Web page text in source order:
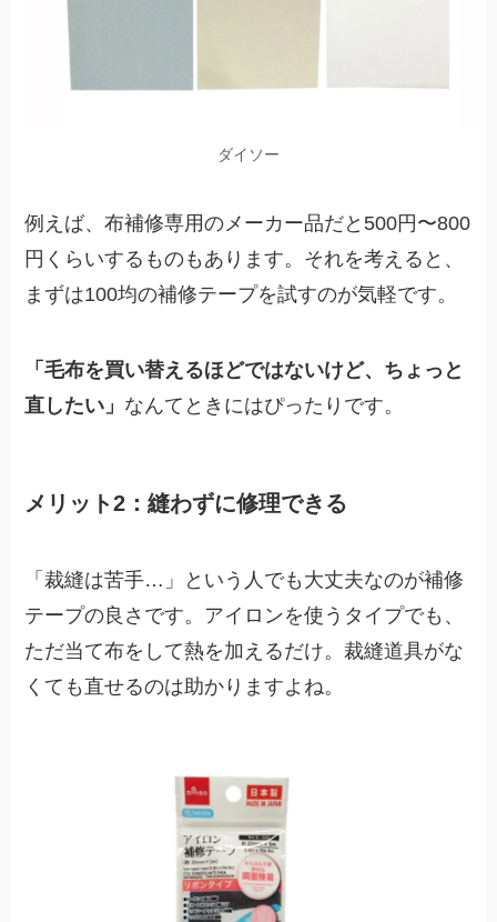
ダイソー
例えば、布補修専用のメーカー品だと500円〜800
円くらいするものもあります。それを考えると、
まずは100均の補修テープを試すのが気軽です。
「毛布を買い替えるほどではないけど、ちょっと
直したい」 なんてときにはぴったりです。
メリット2：縫わずに修理できる
「裁縫は苦手…」という人でも大丈夫なのが補修
テープの良さです。アイロンを使うタイプでも、
ただ当て布をして熱を加えるだけ。裁縫道具がな
くても直せるのは助かりますよね。